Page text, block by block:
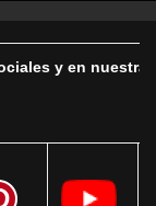
y en nuestra